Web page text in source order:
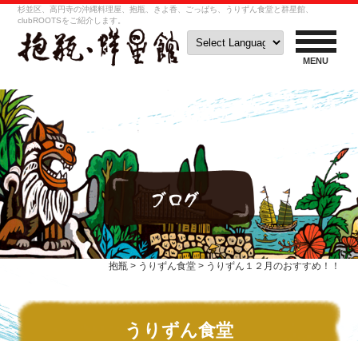
杉並区、高円寺の沖縄料理屋、抱瓶、きよ香、ごっぱち、うりずん食堂と群星館、
clubROOTSをご紹介します。
MENU
抱瓶 > うりずん食堂> うりずん１２月のおすすめ！！
うりずん食堂